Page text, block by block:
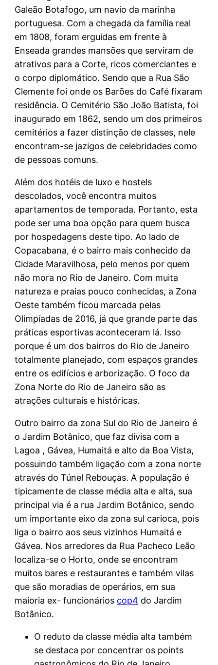
Galeão Botafogo, um navio da marinha
portuguesa. Com a chegada da família real
em 1808, foram erguidas em frente à
Enseada grandes mansões que serviram de
atrativos para a Corte, ricos comerciantes e
o corpo diplomático. Sendo que a Rua São
Clemente foi onde os Barões do Café fixaram
residência. O Cemitério São João Batista, foi
inaugurado em 1862, sendo um dos primeiros
cemitérios a fazer distinção de classes, nele
encontram-se jazigos de celebridades como
de pessoas comuns.
Além dos hotéis de luxo e hostels
descolados, você encontra muitos
apartamentos de temporada. Portanto, esta
pode ser uma boa opção para quem busca
por hospedagens deste tipo. Ao lado de
Copacabana, é o bairro mais conhecido da
Cidade Maravilhosa, pelo menos por quem
não mora no Rio de Janeiro. Com muita
natureza e praias pouco conhecidas, a Zona
Oeste também ficou marcada pelas
Olimpíadas de 2016, já que grande parte das
práticas esportivas aconteceram lá. Isso
porque é um dos bairros do Rio de Janeiro
totalmente planejado, com espaços grandes
entre os edifícios e arborização. O foco da
Zona Norte do Rio de Janeiro são as
atrações culturais e históricas.
Outro bairro da zona Sul do Rio de Janeiro é
o Jardim Botânico, que faz divisa com a
Lagoa , Gávea, Humaitá e alto da Boa Vista,
possuindo também ligação com a zona norte
através do Túnel Rebouças. A população é
tipicamente de classe média alta e alta, sua
principal via é a rua Jardim Botânico, sendo
um importante eixo da zona sul carioca, pois
liga o bairro aos seus vizinhos Humaitá e
Gávea. Nos arredores da Rua Pacheco Leão
localiza-se o Horto, onde se encontram
muitos bares e restaurantes e também vilas
que são moradias de operários, em sua
maioria ex- funcionários cop4 do Jardim
Botânico.
O reduto da classe média alta também
se destaca por concentrar os points